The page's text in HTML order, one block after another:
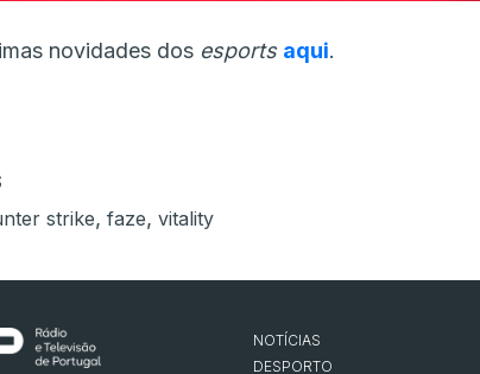
novidades dos esports aqui.
strike, faze, vitality
NOTÍCIAS
DESPORTO